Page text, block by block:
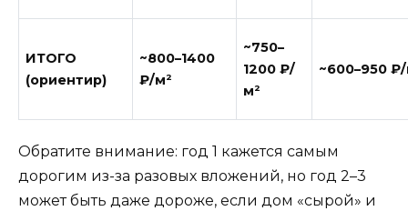
ИТОГО
(ориентир)
~800–1400
₽/м²
~750–
1200 ₽/
м²
~600–950
Обратите внимание: год 1 кажется самым
дорогим из-за разовых вложений, но год 2–3
может быть даже дороже, если дом «сырой» и